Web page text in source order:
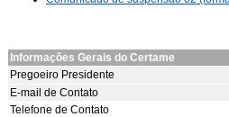
Informações Gerais do Certame
Pregoeiro Presidente
E-mail de Contato
Telefone de Contato